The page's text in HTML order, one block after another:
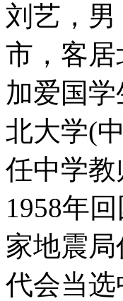
刘艺，
市，客
加爱国
北大学(
任中学
1958年
家地震
代会当